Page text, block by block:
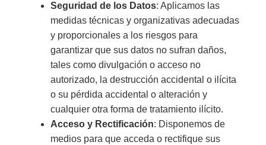
Seguridad de los Datos: Aplicamos las
medidas técnicas y organizativas adecuadas
y proporcionales a los riesgos para
garantizar que sus datos no sufran daños,
tales como divulgación o acceso no
autorizado, la destrucción accidental o ilícita
o su pérdida accidental o alteración y
cualquier otra forma de tratamiento ilícito.
Acceso y Rectificación: Disponemos de
medios para que acceda o rectifique sus